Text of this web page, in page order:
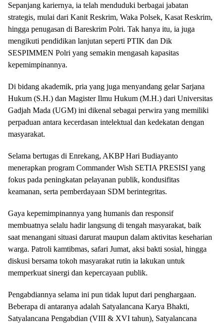
Sepanjang kariernya, ia telah menduduki berbagai jabatan
strategis, mulai dari Kanit Reskrim, Waka Polsek, Kasat Reskrim,
hingga penugasan di Bareskrim Polri. Tak hanya itu, ia juga
mengikuti pendidikan lanjutan seperti PTIK dan Dik
SESPIMMEN Polri yang semakin mengasah kapasitas
kepemimpinannya.
Di bidang akademik, pria yang juga menyandang gelar Sarjana
Hukum (S.H.) dan Magister Ilmu Hukum (M.H.) dari Universitas
Gadjah Mada (UGM) ini dikenal sebagai perwira yang memiliki
perpaduan antara kecerdasan intelektual dan kedekatan dengan
masyarakat.
Selama bertugas di Enrekang, AKBP Hari Budiayanto
menerapkan program Commander Wish SETIA PRESISI yang
fokus pada peningkatan pelayanan publik, kondusifitas
keamanan, serta pemberdayaan SDM berintegritas.
Gaya kepemimpinannya yang humanis dan responsif
membuatnya selalu hadir langsung di tengah masyarakat, baik
saat menangani situasi darurat maupun dalam aktivitas keseharian
warga. Patroli kamtibmas, safari Jumat, aksi bakti sosial, hingga
diskusi bersama tokoh masyarakat rutin ia lakukan untuk
memperkuat sinergi dan kepercayaan publik.
Pengabdiannya selama ini pun tidak luput dari penghargaan.
Beberapa di antaranya adalah Satyalancana Karya Bhakti,
Satyalancana Pengabdian (VIII & XVI tahun), Satyalancana